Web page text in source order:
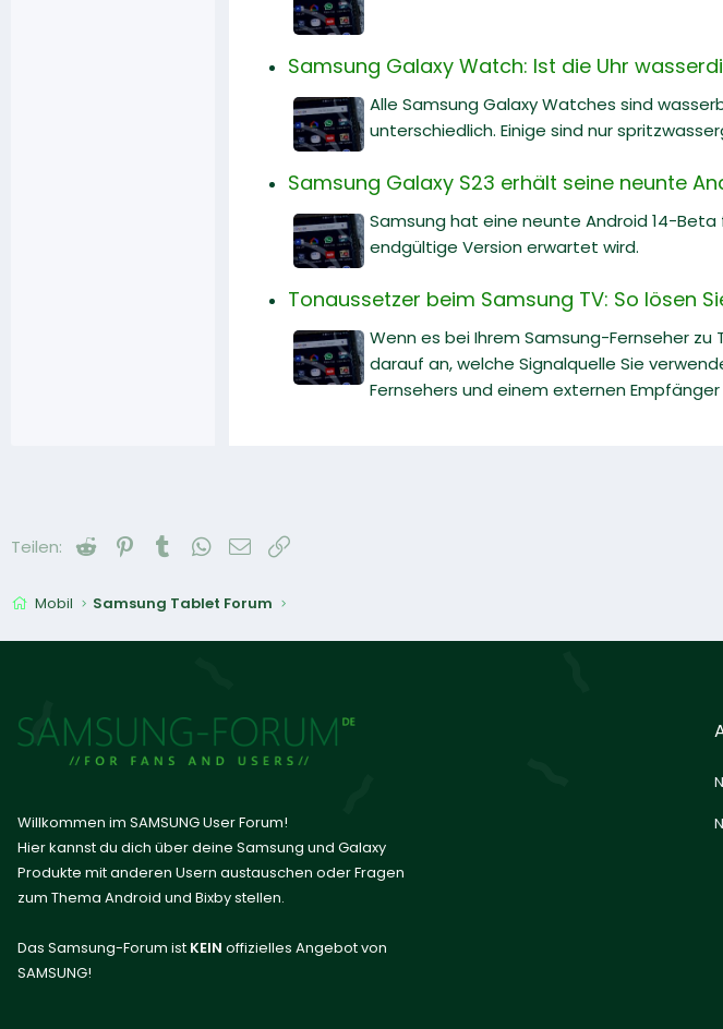
Samsung Galaxy Watch: Ist die Uhr
Alle Samsung Galaxy Watches sind
unterschiedlich. Einige sind nur
Samsung Galaxy S23 erhält seine neunte
Samsung hat eine neunte Android 14-
endgültige Version erwartet wird.
Tonaussetzer beim Samsung TV: So lösen
Wenn es bei Ihrem Samsung-Fernseher
darauf an, welche Signalquelle Sie
Fernsehers und einem externen
Teilen: Reddit PinterestTumblrWhatsApp
E-Mail
Mobil Samsung Tablet Forum
Willkommen im SAMSUNG User Forum!
Hier kannst du dich über deine Samsung und Galaxy
Produkte mit anderen Usern austauschen oder Fragen
zum Thema Android und Bixby stellen.
Das Samsung-Forum ist KEIN offizielles Angebot von
SAMSUNG!